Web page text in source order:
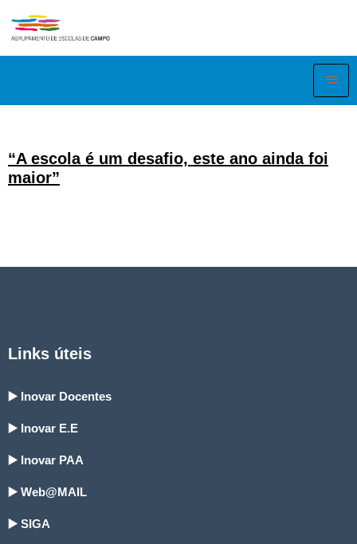
“A escola é um desafio, este ano ainda foi
maior”
Links úteis
▶️ Inovar Docentes
▶️ Inovar E.E
▶️ Inovar PAA
▶️ Web@MAIL
▶️ SIGA